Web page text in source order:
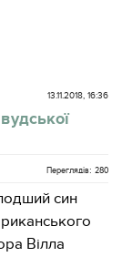
13.11.2018, 16:36
Переглядів: 280
син
Вілла